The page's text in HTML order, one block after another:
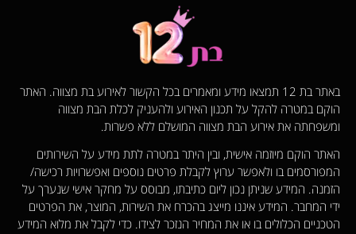
באתר בת 12 תמצאו מידע ומאמרים בכל הקשור לאירוע בת מצווה. האתר
הוקם במטרה להקל על תכנון האירוע ולהעניק לכלת הבת מצווה
ומשפחתה את אירוע הבת מצווה המושלם ללא פשרות.
האתר הוקם מיוזמה אישית, ובין היתר במטרה לתת מידע על השירותים
המפורסמים בו ולאפשר ערוץ לקבלת פרטים נוספים ואפשרויות רכישה/
הזמנה. המידע שניתן נכון ליום כתיבתו, מבוסס על מחקר אישי שנערך על
ידי המחבר. המידע איננו מייצג בהכרח את השירות, המוצר, את הפרטים
הטכניים הכלולים בו או את המחיר הנזכר לצידו. כדי לקבל את מלוא המידע